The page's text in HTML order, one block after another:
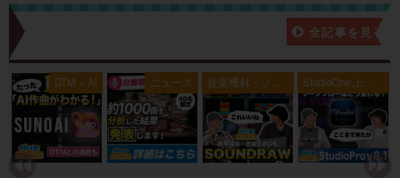
新着記事一覧 全記事を見る
DTM × AI ニュース
音楽機材・ソフ
ト
StudioOne 上級
者編